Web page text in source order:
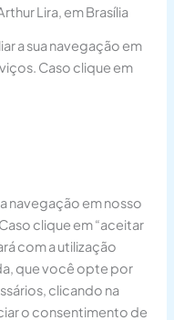
Lira, em Brasília
a sua navegação em
Caso clique em
navegação em nosso
clique em “aceitar
com a utilização
que você opte por
clicando na
o consentimento de